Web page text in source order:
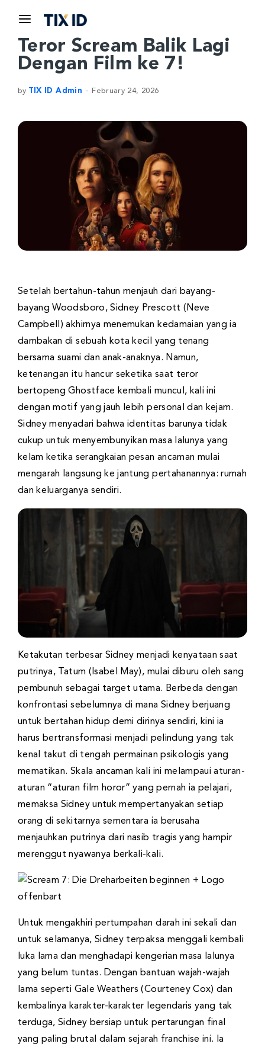
Teror Scream Balik Lagi
Dengan Film ke 7!
by TIX ID Admin February 24, 2026
Setelah bertahun-tahun menjauh dari bayang-
bayang Woodsboro, Sidney Prescott (Neve
Campbell) akhirnya menemukan kedamaian yang ia
dambakan di sebuah kota kecil yang tenang
bersama suami dan anak-anaknya. Namun,
ketenangan itu hancur seketika saat teror
bertopeng Ghostface kembali muncul, kali ini
dengan motif yang jauh lebih personal dan kejam.
Sidney menyadari bahwa identitas barunya tidak
cukup untuk menyembunyikan masa lalunya yang
kelam ketika serangkaian pesan ancaman mulai
mengarah langsung ke jantung pertahanannya: rumah
dan keluarganya sendiri.
Ketakutan terbesar Sidney menjadi kenyataan saat
putrinya, Tatum (Isabel May), mulai diburu oleh sang
pembunuh sebagai target utama. Berbeda dengan
konfrontasi sebelumnya di mana Sidney berjuang
untuk bertahan hidup demi dirinya sendiri, kini ia
harus bertransformasi menjadi pelindung yang tak
kenal takut di tengah permainan psikologis yang
mematikan. Skala ancaman kali ini melampaui aturan-
aturan “aturan film horor” yang pernah ia pelajari,
memaksa Sidney untuk mempertanyakan setiap
orang di sekitarnya sementara ia berusaha
menjauhkan putrinya dari nasib tragis yang hampir
merenggut nyawanya berkali-kali.
Untuk mengakhiri pertumpahan darah ini sekali dan
untuk selamanya, Sidney terpaksa menggali kembali
luka lama dan menghadapi kengerian masa lalunya
yang belum tuntas. Dengan bantuan wajah-wajah
lama seperti Gale Weathers (Courteney Cox) dan
kembalinya karakter-karakter legendaris yang tak
terduga, Sidney bersiap untuk pertarungan final
yang paling brutal dalam sejarah franchise ini. Ia